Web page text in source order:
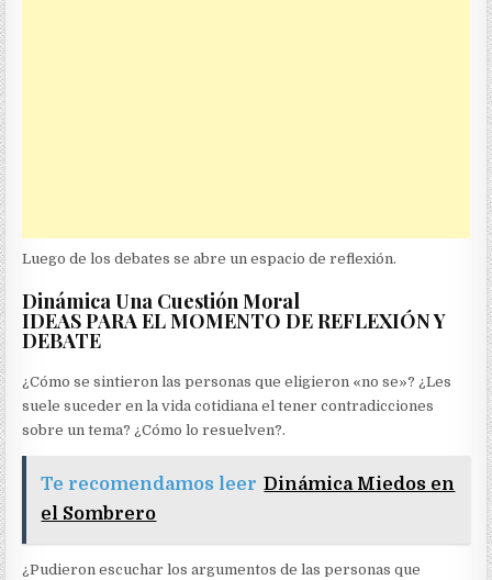
Luego de los debates se abre un espacio de reflexión.
Dinámica Una Cuestión Moral
IDEAS PARA EL MOMENTO DE REFLEXIÓN Y
DEBATE
¿Cómo se sintieron las personas que eligieron «no se»? ¿Les
suele suceder en la vida cotidiana el tener contradicciones
sobre un tema? ¿Cómo lo resuelven?.
Te recomendamos leer Dinámica Miedos en
el Sombrero
¿Pudieron escuchar los argumentos de las personas que